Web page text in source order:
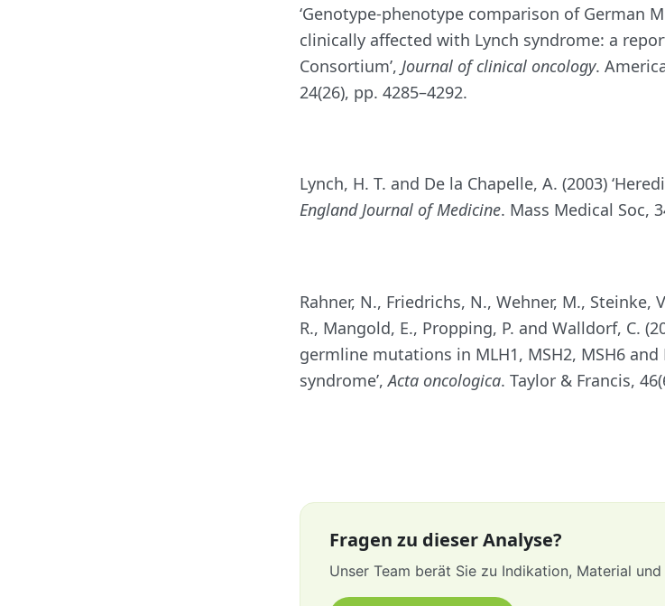
‘Genotype-phenotype comparison of German
clinically affected with Lynch syndrome: a
Consortium’, Journal of clinical oncology.
24(26), pp. 4285–4292.
Lynch, H. T. and De la Chapelle, A. (2003)
England Journal of Medicine. Mass Medical Soc,
Rahner, N., Friedrichs, N., Wehner, M., Steinke,
R., Mangold, E., Propping, P. and Walldorf, C.
germline mutations in MLH1, MSH2, MSH6
syndrome’,Acta oncologica. Taylor & Francis,
Fragen zu dieser Analyse?
Unser Team berät Sie zu Indikation, Material und